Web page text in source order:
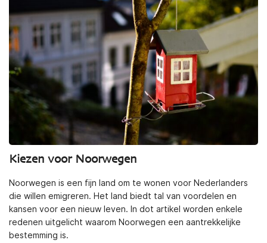
Kiezen voor Noorwegen
Noorwegen is een fijn land om te wonen voor Nederlanders
die willen emigreren. Het land biedt tal van voordelen en
kansen voor een nieuw leven. In dot artikel worden enkele
redenen uitgelicht waarom Noorwegen een aantrekkelijke
bestemming is.